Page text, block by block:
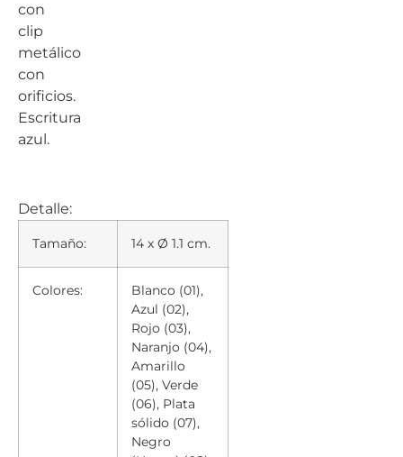
con
clip
metálico
con
orificios.
Escritura
azul.
Detalle:
Tamaño: 14 x Ø 1.1 cm.
Colores:
Blanco (01),
Azul (02),
Rojo (03),
Naranjo (04),
Amarillo
(05), Verde
(06), Plata
sólido (07),
Negro